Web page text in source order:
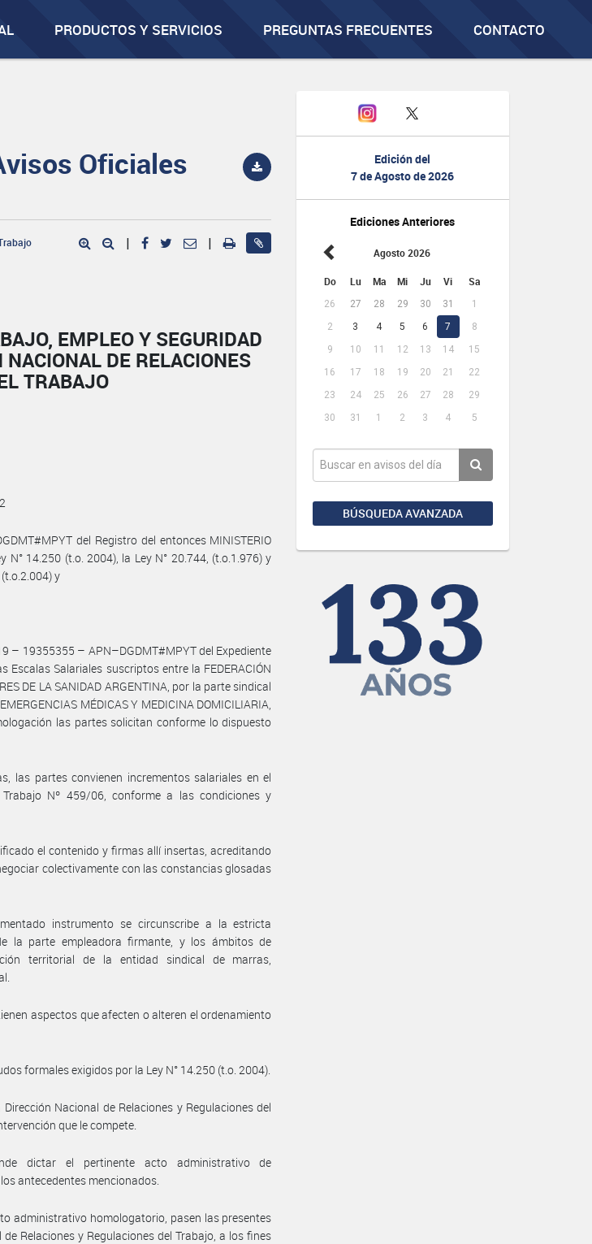
PRODUCTOS Y SERVICIOS PREGUNTAS FRECUENTES CONTACTO
Edición del
7 de Agosto de 2026
Ediciones Anteriores
Agosto 2026
Do Lu Ma Mi Ju Vi Sa
26 27 28 29 30 31
1
2
3 4 5 6 7
8
9
10 11 12 13 14
15
16
17 18 19 20 21
22
23
24 25 26 27 28
29
30
31 1 2 3 4 5
BÚSQUEDA AVANZADA
Oficiales
| |
EMPLEO Y SEGURIDAD
DE RELACIONES
TRABAJO
del Registro del entonces MINISTERIO
N° 14.250 (t.o. 2004), la Ley N° 20.744, (t.o.1.976) y
y
– 19355355 – APN–DGDMT#MPYT del Expediente
Escalas Salariales suscriptos entre la FEDERACIÓN
DE LA SANIDAD ARGENTINA, por la parte sindical
MÉDICAS Y MEDICINA DOMICILIARIA,
las partes solicitan conforme lo dispuesto
las partes convienen incrementos salariales en el
Nº 459/06, conforme a las condiciones y
el contenido y firmas allí insertas, acreditando
colectivamente con las constancias glosadas
instrumento se circunscribe a la estricta
la parte empleadora firmante, y los ámbitos de
territorial de la entidad sindical de marras,
aspectos que afecten o alteren el ordenamiento
formales exigidos por la Ley N° 14.250 (t.o. 2004).
Nacional de Relaciones y Regulaciones del
que le compete.
dictar el pertinente acto administrativo de
antecedentes mencionados.
administrativo homologatorio, pasen las presentes
Relaciones y Regulaciones del Trabajo, a los fines